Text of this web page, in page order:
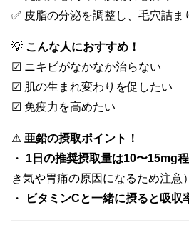
✅ 皮脂の分泌を調整し、毛穴詰ま
💡 こんな人におすすめ！
☑ ニキビがなかなか治らない
☑ 肌の生まれ変わりを促したい
☑ 免疫力を高めたい
⚠ 亜鉛の摂取ポイント！
・ 1日の推奨摂取量は10〜15mg
き気や胃痛の原因になるため注意）
・
ビタミンCと一緒に摂ると吸収